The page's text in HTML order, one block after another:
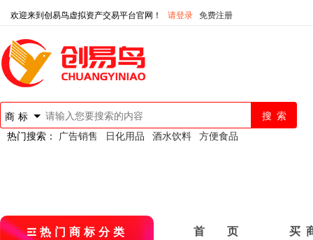
欢迎来到创易鸟虚拟资产交易平台官网！ 请登录 免费注册
商标
热门搜索： 广告销售 日化用品 酒水饮料 方便食品
热门商标分类 首 页 买